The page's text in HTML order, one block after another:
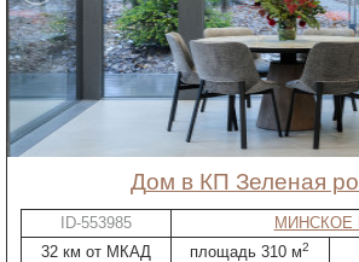
дом в КП Зеленая
ID-553985
МИНСКОЕ
32 км от МКАД
площадь 310 м2